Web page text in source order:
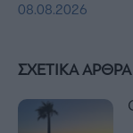
ΣΧΕΤΙΚΑ ΑΡΘΡΑ
08.08.2026